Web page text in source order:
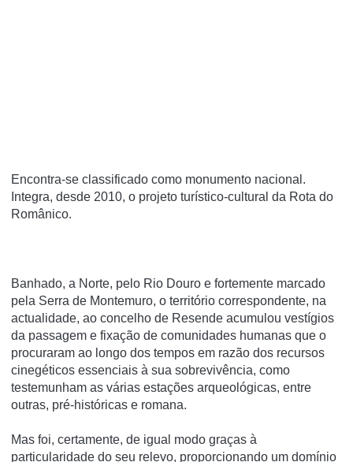
Encontra-se classificado como monumento nacional.
Integra, desde 2010, o projeto turí­stico-cultural da Rota do
Românico.
Banhado, a Norte, pelo Rio Douro e fortemente marcado
pela Serra de Montemuro, o território correspondente, na
actualidade, ao concelho de Resende acumulou vestígios
da passagem e fixação de comunidades humanas que o
procuraram ao longo dos tempos em razão dos recursos
cinegéticos essenciais à sua sobrevivência, como
testemunham as várias estações arqueológicas, entre
outras, pré-históricas e romana.
Mas foi, certamente, de igual modo graças à
particularidade do seu relevo, proporcionando um domínio